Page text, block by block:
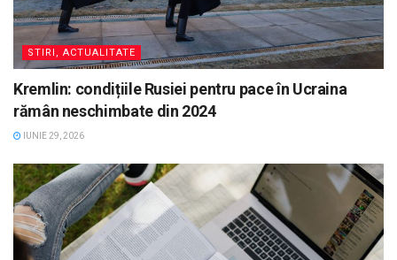
STIRI, ACTUALITATE
Kremlin: condițiile Rusiei pentru pace în Ucraina
rămân neschimbate din 2024
IUNIE 29, 2026